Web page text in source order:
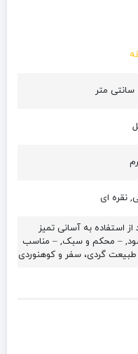
نقره ای
از استفاده به‌ آسانی تمیز
– محکم و سبک, – مناسب
طبیعت گردی، سفر و کوهنوردی